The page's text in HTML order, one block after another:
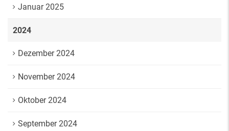
Januar 2025
2024
Dezember 2024
November 2024
Oktober 2024
September 2024